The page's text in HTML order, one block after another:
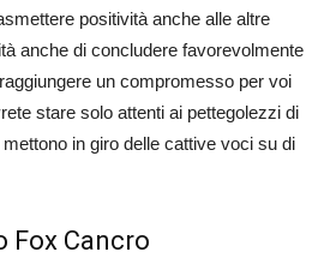
positività anche alle altre
anche di concludere favorevolmente
un compromesso per voi
stare solo attenti ai pettegolezzi di
in giro delle cattive voci su di
Fox Cancro